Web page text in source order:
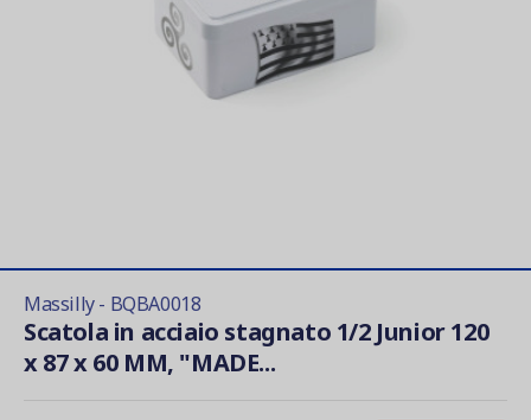
Massilly - BQBA0018
Scatola in acciaio stagnato 1/2 Junior 120
x 87 x 60 MM, "MADE...